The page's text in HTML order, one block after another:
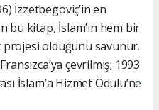
İzzetbegoviç’in en
kitap, İslam’ın hem bir
olduğunu savunur.
çevrilmiş; 1993
İslam’a Hizmet Ödülü’ne